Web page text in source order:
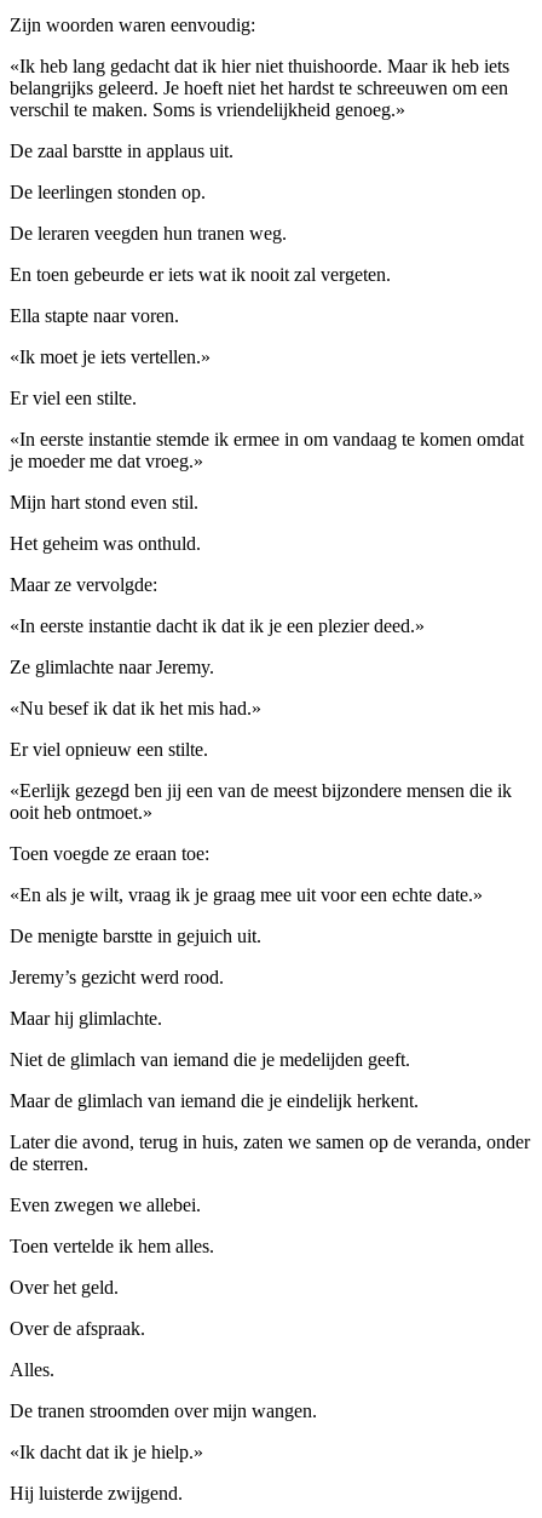
Zijn woorden waren eenvoudig:
«Ik heb lang gedacht dat ik hier niet thuishoorde. Maar ik heb iets
belangrijks geleerd. Je hoeft niet het hardst te schreeuwen om een ​​
verschil te maken. Soms is vriendelijkheid genoeg.»
De zaal barstte in applaus uit.
De leerlingen stonden op.
De leraren veegden hun tranen weg.
En toen gebeurde er iets wat ik nooit zal vergeten.
Ella stapte naar voren.
«Ik moet je iets vertellen.»
Er viel een stilte.
«In eerste instantie stemde ik ermee in om vandaag te komen omdat
je moeder me dat vroeg.»
Mijn hart stond even stil.
Het geheim was onthuld.
Maar ze vervolgde:
«In eerste instantie dacht ik dat ik je een plezier deed.»
Ze glimlachte naar Jeremy.
«Nu besef ik dat ik het mis had.»
Er viel opnieuw een stilte.
«Eerlijk gezegd ben jij een van de meest bijzondere mensen die ik
ooit heb ontmoet.»
Toen voegde ze eraan toe:
«En als je wilt, vraag ik je graag mee uit voor een echte date.»
De menigte barstte in gejuich uit.
Jeremy’s gezicht werd rood.
Maar hij glimlachte.
Niet de glimlach van iemand die je medelijden geeft.
Maar de glimlach van iemand die je eindelijk herkent.
Later die avond, terug in huis, zaten we samen op de veranda, onder
de sterren.
Even zwegen we allebei.
Toen vertelde ik hem alles.
Over het geld.
Over de afspraak.
Alles.
De tranen stroomden over mijn wangen.
«Ik dacht dat ik je hielp.»
Hij luisterde zwijgend.